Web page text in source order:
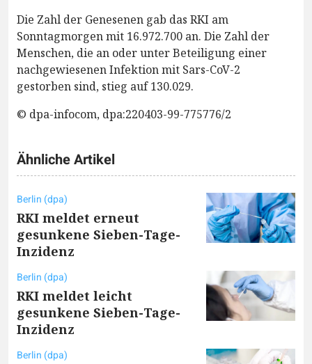
Die Zahl der Genesenen gab das RKI am
Sonntagmorgen mit 16.972.700 an. Die Zahl der
Menschen, die an oder unter Beteiligung einer
nachgewiesenen Infektion mit Sars-CoV-2
gestorben sind, stieg auf 130.029.
© dpa-infocom, dpa:220403-99-775776/2
Ähnliche Artikel
Berlin (dpa)
RKI meldet erneut
gesunkene Sieben-Tage-
Inzidenz
Berlin (dpa)
RKI meldet leicht
gesunkene Sieben-Tage-
Inzidenz
Berlin (dpa)